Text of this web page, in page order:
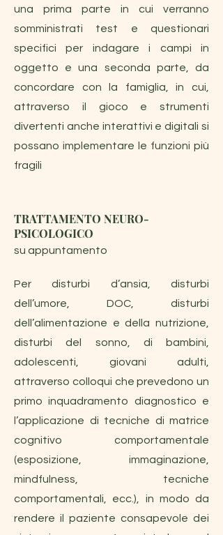
una prima parte in cui verranno
somministrati test e questionari
specifici per indagare i campi in
oggetto e una seconda parte, da
concordare con la famiglia, in cui,
attraverso il gioco e strumenti
divertenti anche interattivi e digitali si
possano implementare le funzioni più
fragili
TRATTAMENTO NEURO-
PSICOLOGICO
su appuntamento
Per disturbi d’ansia, disturbi
dell’umore, DOC, disturbi
dell’alimentazione e della nutrizione,
disturbi del sonno, di bambini,
adolescenti, giovani adulti,
attraverso colloqui che prevedono un
primo inquadramento diagnostico e
l’applicazione di tecniche di matrice
cognitivo comportamentale
(esposizione, immaginazione,
mindfulness, tecniche
comportamentali, ecc.), in modo da
rendere il paziente consapevole dei